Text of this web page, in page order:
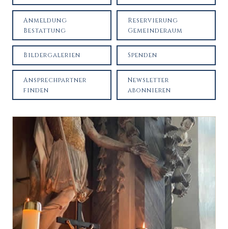
Anmeldung
Bestattung
Reservierung
Gemeinderaum
Bildergalerien Spenden
Ansprechpartner
finden
Newsletter
abonnieren